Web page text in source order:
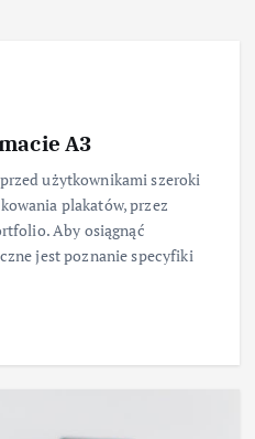
A3
użytkownikami szeroki
plakatów, przez
Aby osiągnąć
jest poznanie specyfiki